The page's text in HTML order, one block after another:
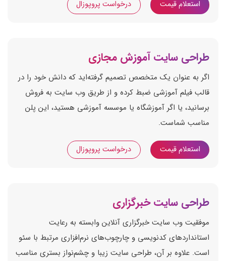
استعلام قیمت درخواست پروپوزال
طراحی سایت آموزش مجازی
اگر به عنوان یک متخصص تصمیم گرفته‌اید که دانش خود را در
قالب فیلم آموزشی ضبط کرده و از طریق وب سایت به فروش
برسانید، یا اگر آموزشگاه یا موسسه آموزشی هستید، این پلن
مناسب شماست.
استعلام قیمت درخواست پروپوزال
طراحی سایت خبرگزاری
موفقیت وب سایت خبرگزاری آنلاین وابسته به رعایت
استانداردهای کدنویسی و چارچوب‌های نرم‌افزاری مرتبط با سئو
است. علاوه بر آن، طراحی سایت زیبا و چشم‌نواز بستری مناسب